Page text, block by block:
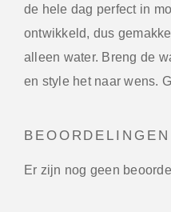
de hele dag perfect in
ontwikkeld, dus
alleen water. Breng de
en style het naar wens.
Er zijn nog geen